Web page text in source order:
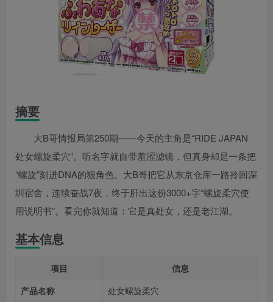
摘要
大B哥情报局第250期——今天的主角是“RIDE JAPAN
处女螺旋柔穴”。听名字就自带羞涩滤镜，但真身却是一条把
“螺旋”刻进DNA的狠角色。大B哥把它从东京仓库一路拎回深
圳宿舍，连续奋战7夜，终于肝出这份3000+字“螺旋柔穴使
用说明书”。看完你就知道：它是真处女，还是老江湖。
基本信息
项目
信息
产品名称
处女螺旋柔穴